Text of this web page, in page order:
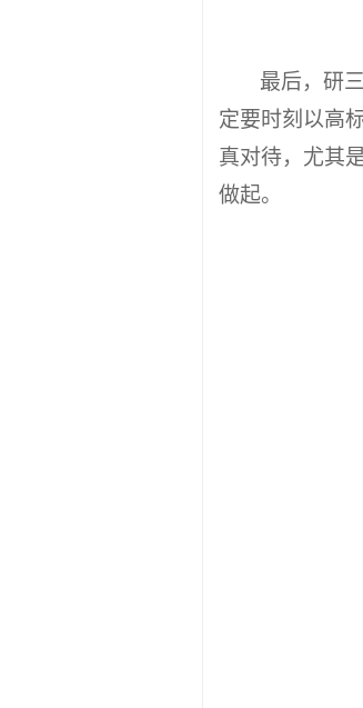
最后，研
定要时刻以高
真对待，尤其
做起。